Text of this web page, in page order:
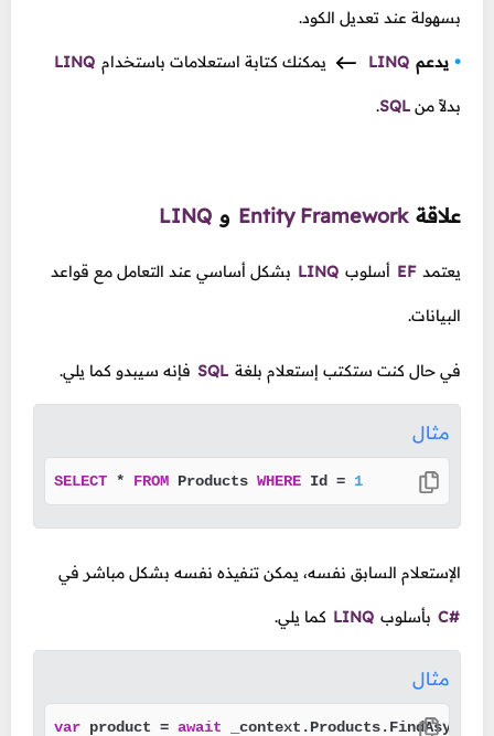
بسهولة عند تعديل الكود.
يدعم LINQ يمكنك كتابة استعلامات باستخدام LINQ
بدلاً من SQL
.
علاقة Entity Framework و LINQ
يعتمد EF أسلوب LINQ بشكل أساسي عند التعامل مع قواعد
البيانات.
في حال كنت ستكتب إستعلام بلغة SQL فإنه سيبدو كما يلي.
مثال
SELECT * FROM Products WHERE Id = 1
الإستعلام السابق نفسه، يمكن تنفيذه نفسه بشكل مباشر في
C# بأسلوب LINQ كما يلي.
مثال
var product = await _context.Products.FindAsync(